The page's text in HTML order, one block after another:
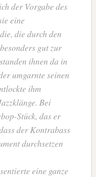
der Vorgabe des
eine
die durch den
gut zur
ihnen da in
umgarnte seinen
ihm
Bei
Stück, das er
der Kontrabass
durchsetzen
eine ganze